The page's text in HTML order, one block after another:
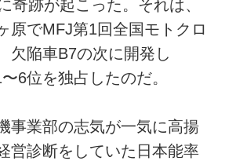
奇跡が起こった。それは、
原でMFJ第1回全国モトクロ
欠陥車B7の次に開発し
6位を独占したのだ。
事業部の志気が一気に高揚
営診断をしていた日本能率